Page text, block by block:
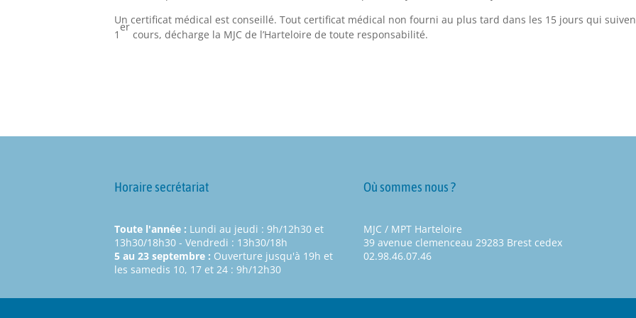
Un certificat médical est conseillé. Tout certificat médical non fourni au plus tard dans les 15 jours qui
1
er
cours, décharge la MJC de l’Harteloire de toute responsabilité.
Horaire secrétariat
Toute l'année : Lundi au jeudi : 9h/12h30 et
13h30/18h30 - Vendredi : 13h30/18h
5 au 23 septembre : Ouverture jusqu'à 19h et
les samedis 10, 17 et 24 : 9h/12h30
Où sommes nous ?
MJC / MPT Harteloire
39 avenue clemenceau 29283 Brest cedex
02.98.46.07.46